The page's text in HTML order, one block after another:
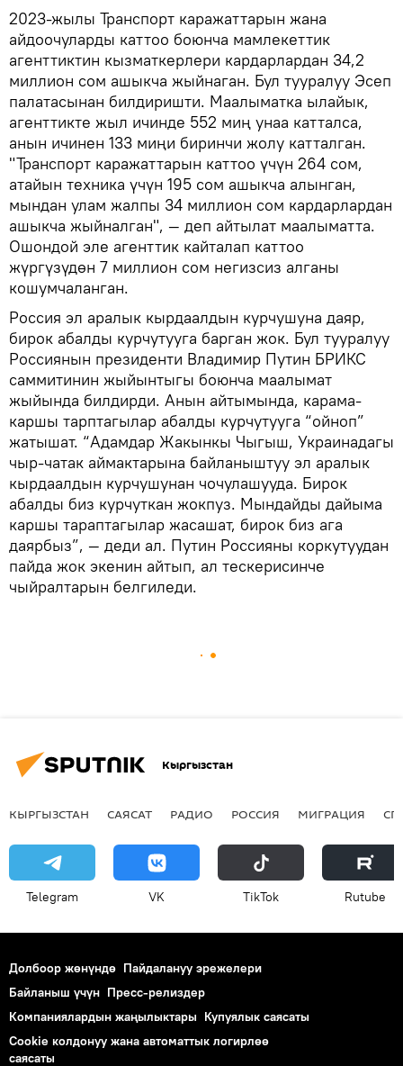
2023-жылы Транспорт каражаттарын жана
айдоочуларды каттоо боюнча мамлекеттик
агенттиктин кызматкерлери кардарлардан 34,2
миллион сом ашыкча жыйнаган. Бул тууралуу Эсеп
палатасынан билдиришти. Маалыматка ылайык,
агенттикте жыл ичинде 552 миң унаа катталса,
анын ичинен 133 миңи биринчи жолу катталган.
"Транспорт каражаттарын каттоо үчүн 264 сом,
атайын техника үчүн 195 сом ашыкча алынган,
мындан улам жалпы 34 миллион сом кардарлардан
ашыкча жыйналган", — деп айтылат маалыматта.
Ошондой эле агенттик кайталап каттоо
жүргүзүдөн 7 миллион сом негизсиз алганы
кошумчаланган.
Россия эл аралык кырдаалдын курчушуна даяр,
бирок абалды курчутууга барган жок. Бул тууралуу
Россиянын президенти Владимир Путин БРИКС
саммитинин жыйынтыгы боюнча маалымат
жыйында билдирди. Анын айтымында, карама-
каршы тарптагылар абалды курчутууга “ойноп”
жатышат. “Адамдар Жакынкы Чыгыш, Украинадагы
чыр-чатак аймактарына байланыштуу эл аралык
кырдаалдын курчушунан чочулашууда. Бирок
абалды биз курчуткан жокпуз. Мындайды дайыма
каршы тараптагылар жасашат, бирок биз ага
даярбыз”, — деди ал. Путин Россияны коркутуудан
пайда жок экенин айтып, ал тескерисинче
чыйралтарын белгиледи.
Кыргызстан
КЫРГЫЗСТАН САЯСАТ РАДИО РОССИЯ МИГРАЦИЯ
Telegram VK ТikТоk Rutube
Долбоор жөнүндө Пайдалануу эрежелери
Байланыш үчүн Пресс-релиздер
Компаниялардын жаңылыктары Купуялык саясаты
Cookie колдонуу жана автоматтык логирлөө
саясаты